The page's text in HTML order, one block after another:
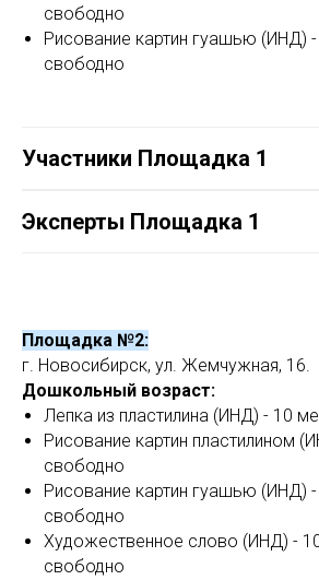
свободно
Рисование картин гуашью (ИНД) -
свободно
Участники Площадка 1
Эксперты Площадка 1
Площадка №2:
г. Новосибирск, ул. Жемчужная, 16.
Дошкольный возраст:
Лепка из пластилина (ИНД) - 10
Рисование картин пластилином
свободно
Рисование картин гуашью (ИНД) -
свободно
Художественное слово (ИНД) -
свободно